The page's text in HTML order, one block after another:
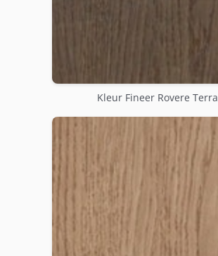
Kleur Fineer Rovere Terra